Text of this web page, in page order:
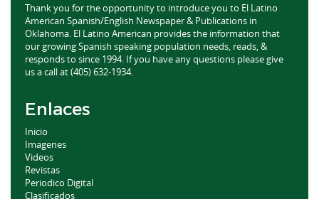
Thank you for the opportunity to introduce you to El Latino
American Spanish/English Newspaper & Publications in
Oklahoma. El Latino American provides the information that
our growing Spanish speaking population needs, reads, &
responds to since 1994. If you have any questions please give
us a call at (405) 632-1934.
Enlaces
Inicio
Imagenes
Videos
Revistas
Periodico Digital
Clasificados